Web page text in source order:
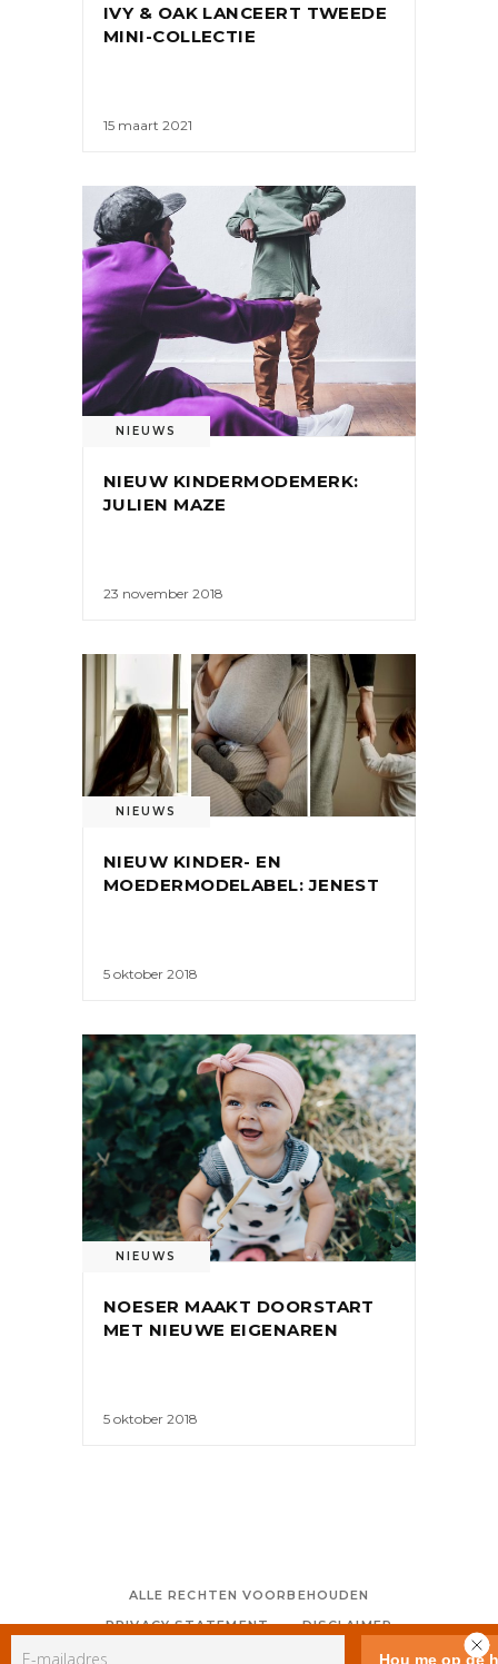
IVY & OAK LANCEERT TWEEDE
MINI-COLLECTIE
15 maart 2021
NIEUWS
NIEUW KINDERMODEMERK:
JULIEN MAZE
23 november 2018
NIEUWS
NIEUW KINDER- EN
MOEDERMODELABEL: JENEST
5 oktober 2018
NIEUWS
NOESER MAAKT DOORSTART
MET NIEUWE EIGENAREN
5 oktober 2018
ALLE RECHTEN VOORBEHOUDEN
PRIVACY STATEMENT
DISCLAIMER